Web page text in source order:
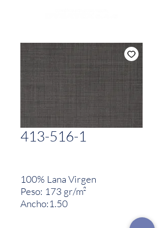
413-516-1
100% Lana Virgen
Peso: 173 gr/m²
Ancho:1.50